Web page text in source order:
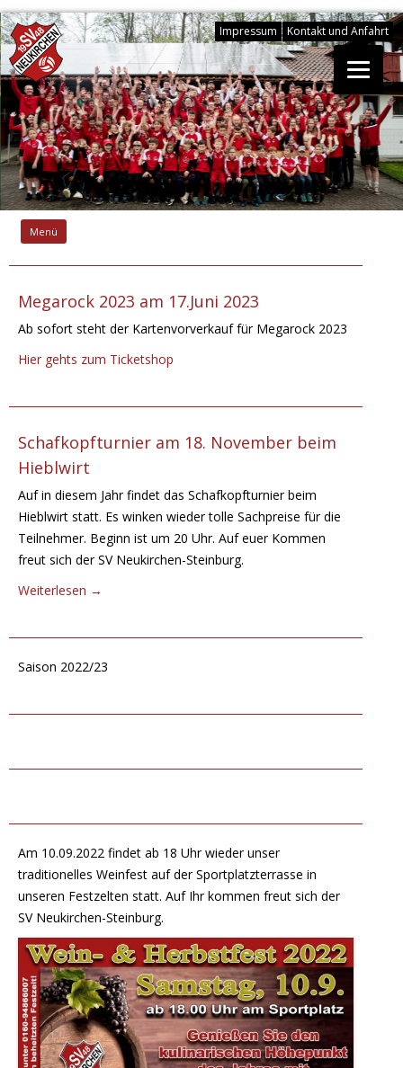
Kontakt und Anfahrt
Impressum
Menü
Springe
Megarock 2023 am 17.Juni 2023
Ab sofort steht der Kartenvorverkauf für Megarock 2023
Hier gehts zum Ticketshop
Schafkopfturnier am 18. November beim
Hieblwirt
Auf in diesem Jahr findet das Schafkopfturnier beim
Hieblwirt statt. Es winken wieder tolle Sachpreise für die
Teilnehmer. Beginn ist um 20 Uhr. Auf euer Kommen
freut sich der SV Neukirchen-Steinburg.
Weiterlesen →
Saison 2022/23
Am 10.09.2022 findet ab 18 Uhr wieder unser
traditionelles Weinfest auf der Sportplatzterrasse in
unseren Festzelten statt. Auf Ihr kommen freut sich der
SV Neukirchen-Steinburg.